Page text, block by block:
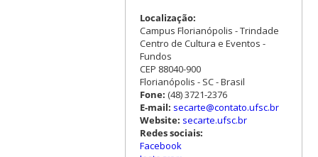
Localização:
Campus Florianópolis - Trindade
Centro de Cultura e Eventos -
Fundos
CEP 88040-900
Florianópolis - SC - Brasil
Fone: (48) 3721-2376
E-mail: secarte@contato.ufsc.br
Website: secarte.ufsc.br
Redes sociais:
Facebook